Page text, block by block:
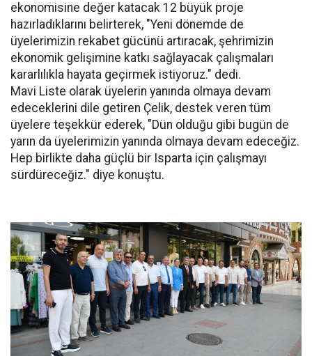
ekonomisine değer katacak 12 büyük proje
hazırladıklarını belirterek, "Yeni dönemde de
üyelerimizin rekabet gücünü artıracak, şehrimizin
ekonomik gelişimine katkı sağlayacak çalışmaları
kararlılıkla hayata geçirmek istiyoruz." dedi.
Mavi Liste olarak üyelerin yanında olmaya devam
edeceklerini dile getiren Çelik, destek veren tüm
üyelere teşekkür ederek, "Dün olduğu gibi bugün de
yarın da üyelerimizin yanında olmaya devam edeceğiz.
Hep birlikte daha güçlü bir Isparta için çalışmayı
sürdüreceğiz." diye konuştu.